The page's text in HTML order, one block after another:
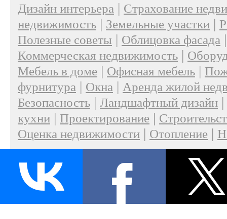
Дизайн интерьера | Страхование
недвижимость | Земельные участки |
Полезные советы | Облицовка фасада
Коммерческая недвижимость |
Мебель в доме | Офисная мебель |
фурнитура | Окна | Аренда жилой
Безопасность | Ландшафтный дизайн |
кухни | Проектирование |
Оценка недвижимости | Отопление |
О проекте|